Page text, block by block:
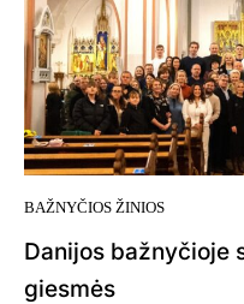
BAŽNYČIOS ŽINIOS
Danijos bažnyčioje
giesmės